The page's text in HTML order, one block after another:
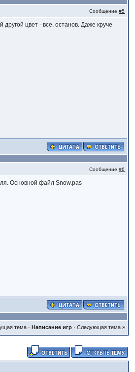
Сообщение#5
цвет - все, останов. Даже круче
Сообщение#6
Основной файл Snow.pas
тема· Написание игр· Следующая тема »